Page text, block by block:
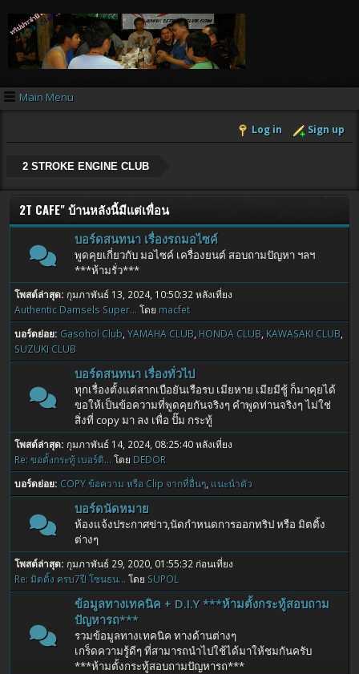
Main Menu
Log in Sign up
2 STROKE ENGINE CLUB
2T CAFE" บ้านหลังนี้มีแต่เพื่อน
บอร์ดสนทนา เรื่องรถมอไซค์
พูดคุยเกี่ยวกับ มอไซค์ เครื่องยนต์ สอบถามปัญหา ฯลฯ
***ห้ามรั่ว***
โพสต์ล่าสุด: กุมภาพันธ์ 13, 2024, 10:50:32 หลังเที่ยง
Authentic Damsels Super... โดย macfet
บอร์ดย่อย Gasohol Club YAMAHA CLUB HONDA CLUB KAWASAKI CLUB
SUZUKI CLUB
บอร์ดสนทนา เรื่องทั่วไป
ทุกเรื่องตั้งแต่สากเบือยันเรือรบ เมียหาย เมียมีชู้ ก็มาคุยได้
ขอให้เป็นข้อความที่พูดคุยกันจริงๆ คำพูดท่านจริงๆ ไม่ใช่
สิ่งที่ copy มา ลง เพื่อ ปั๊ม กระทู้
โพสต์ล่าสุด: กุมภาพันธ์ 14, 2024, 08:25:40 หลังเที่ยง
Re: ขอตั้งกระทู้ เบอร์ติ... โดย DEDOR
บอร์ดย่อย COPY ข้อความ หรือ Clip จากที่อื่นๆ แนะนำตัว
บอร์ดนัดหมาย
ห้องแจ้งประกาศข่าว,นัดกำหนดการออกทริป หรือ มิตติ้ง
ต่างๆ
โพสต์ล่าสุด: กุมภาพันธ์ 29, 2020, 01:55:32 ก่อนเที่ยง
Re: มิตติ้ง ครบ7ปี โซนธน... โดย SUPOL
ข้อมูลทางเทคนิค + D.I.Y ***ห้ามตั้งกระทู้สอบถาม
ปัญหารถ***
รวมข้อมูลทางเทคนิค ทางด้านต่างๆ
เกร็ดความรู้ดีๆ ที่สามารถนำไปใช้ได้มาให้ชมกันครับ
***ห้ามตั้งกระทู้สอบถามปัญหารถ***